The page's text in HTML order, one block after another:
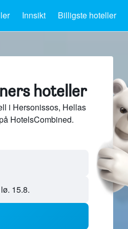
Innsikt Billigste hoteller
hoteller
i Hersonissos, Hellas
HotelsCombined.
lø. 15.8.